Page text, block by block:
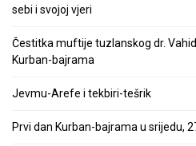
sebi i svojoj vjeri
Čestitka muftije tuzlanskog dr.
Kurban-bajrama
Jevmu-Arefe i tekbiri-tešrik
Prvi dan Kurban-bajrama u srijedu,